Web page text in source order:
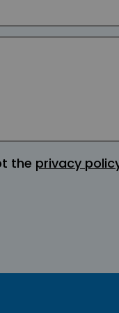
the privacy